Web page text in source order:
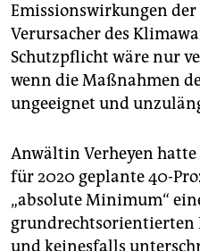
Emissionswirkungen
Verursacher des
Schutzpflicht wäre nur
wenn die Maßnahmen
ungeeignet und
Anwältin Verheyen
für 2020 geplante 40-
„absolute Minimum“
und keinesfalls